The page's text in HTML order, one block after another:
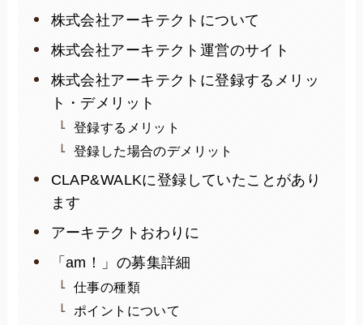
株式会社アーキテクトについて
株式会社アーキテクト運営のサイト
株式会社アーキテクトに登録するメリッ
ト・デメリット
登録するメリット
登録した場合のデメリット
CLAP&WALKに登録していたことがあり
ます
アーキテクトおわりに
「am！」の募集詳細
仕事の種類
ポイントについて